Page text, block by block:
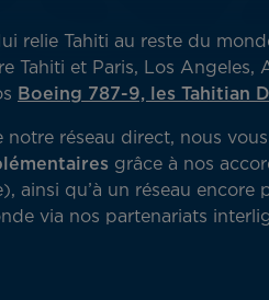
relie Tahiti au reste du
Tahiti et Paris, Los Angeles,
Boeing 787-9, les Tahitian
notre réseau direct, nous
grâce à nos
ainsi qu’à un réseau encore
via nos partenariats